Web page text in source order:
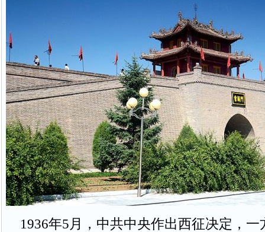
1936年5月，中共中央作出西征决定，一